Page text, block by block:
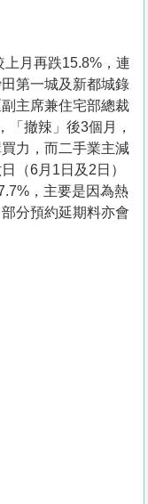
月再跌15.8%，連
第一城及新都城錄
主席兼住宅部總裁
「撤辣」後3個月，
力，而二手業主減
（6月1日及2日）
，主要是因為熱
分預約延期料亦會